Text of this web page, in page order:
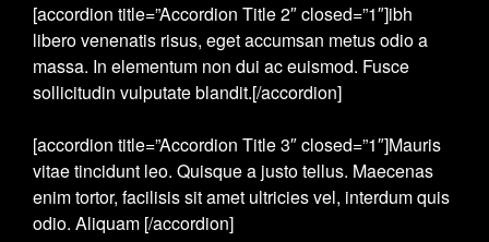
[accordion title=”Accordion Title 2″ closed=”1″]ibh
libero venenatis risus, eget accumsan metus odio a
massa. In elementum non dui ac euismod. Fusce
sollicitudin vulputate blandit.[/accordion]
[accordion title=”Accordion Title 3″ closed=”1″]Mauris
vitae tincidunt leo. Quisque a justo tellus. Maecenas
enim tortor, facilisis sit amet ultricies vel, interdum quis
odio. Aliquam [/accordion]